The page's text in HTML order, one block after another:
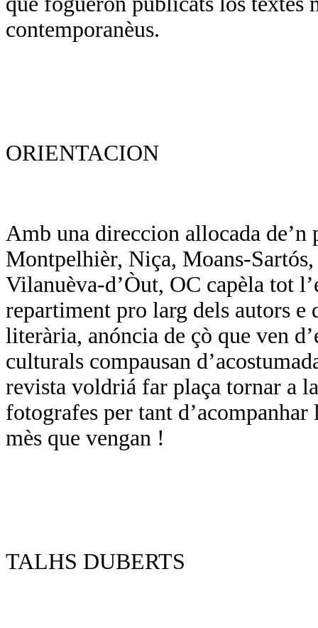
contemporanèus.
ORIENTACION
Amb una direccion allocada
Montpelhièr, Niça, Moans-
Vilanuèva-d’Òut, OC capèla tot
repartiment pro larg dels autors e
literària, anóncia de çò que ven
culturals compausan
revista voldriá far plaça tornar a
fotografes per tant
mès que vengan !
TALHS DUBERTS